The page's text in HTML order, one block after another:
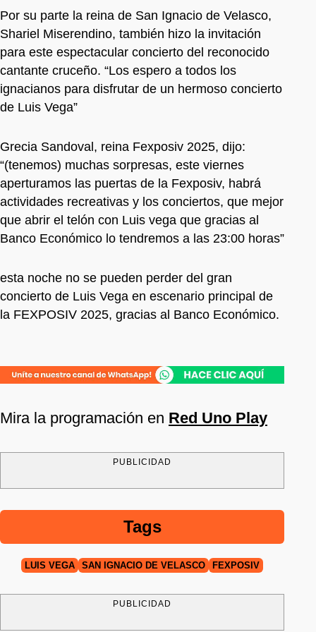
Por su parte la reina de San Ignacio de Velasco,
Shariel Miserendino, también hizo la invitación
para este espectacular concierto del reconocido
cantante cruceño. “Los espero a todos los
ignacianos para disfrutar de un hermoso concierto
de Luis Vega”
Grecia Sandoval, reina Fexposiv 2025, dijo:
“(tenemos) muchas sorpresas, este viernes
aperturamos las puertas de la Fexposiv, habrá
actividades recreativas y los conciertos, que mejor
que abrir el telón con Luis vega que gracias al
Banco Económico lo tendremos a las 23:00 horas”
esta noche no se pueden perder del gran
concierto de Luis Vega en escenario principal de
la FEXPOSIV 2025, gracias al Banco Económico.
Mira la programación en Red Uno Play
PUBLICIDAD
Tags
LUIS VEGA SAN IGNACIO DE VELASCO FEXPOSIV
PUBLICIDAD